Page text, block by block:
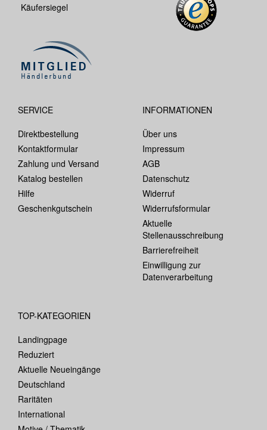
SERVICE
Direktbestellung
Kontaktformular
Zahlung und Versand
Katalog bestellen
Hilfe
Geschenkgutschein
INFORMATIONEN
Über uns
Impressum
AGB
Datenschutz
Widerruf
Widerrufsformular
Aktuelle
Stellenausschreibung
Barrierefreiheit
Einwilligung zur
Datenverarbeitung
TOP-KATEGORIEN
Landingpage
Reduziert
Aktuelle Neueingänge
Deutschland
Raritäten
International